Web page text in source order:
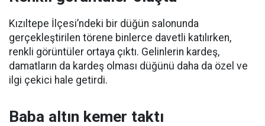
Kızıltepe İlçesi’ndeki bir düğün salonunda
gerçekleştirilen törene binlerce davetli katılırken,
renkli görüntüler ortaya çıktı. Gelinlerin kardeş,
damatların da kardeş olması düğünü daha da özel ve
ilgi çekici hale getirdi.
Baba altın kemer taktı